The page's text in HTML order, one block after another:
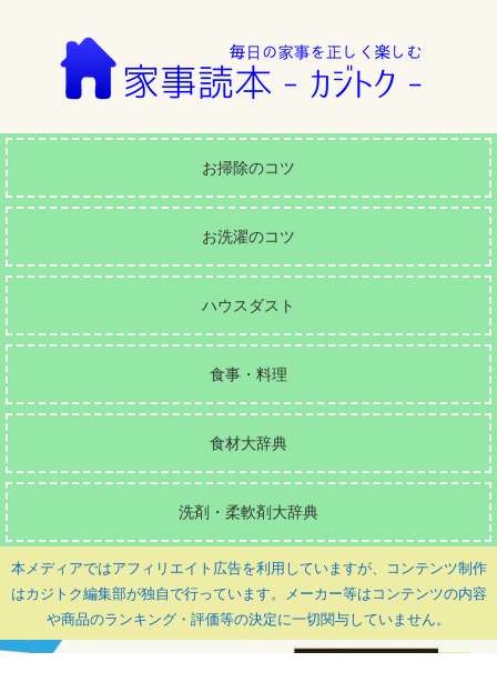
お掃除のコツ
お洗濯のコツ
ハウスダスト
食事・料理
食材大辞典
洗剤・柔軟剤大辞典
本メディアではアフィリエイト広告を利用していますが、コンテンツ制作
はカジトク編集部が独自で行っています。メーカー等はコンテンツの内容
や商品のランキング・評価等の決定に一切関与していません。